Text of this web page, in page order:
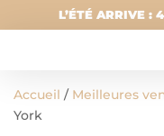
L’ÉTÉ ARRIVE
Accueil / Meilleures
York